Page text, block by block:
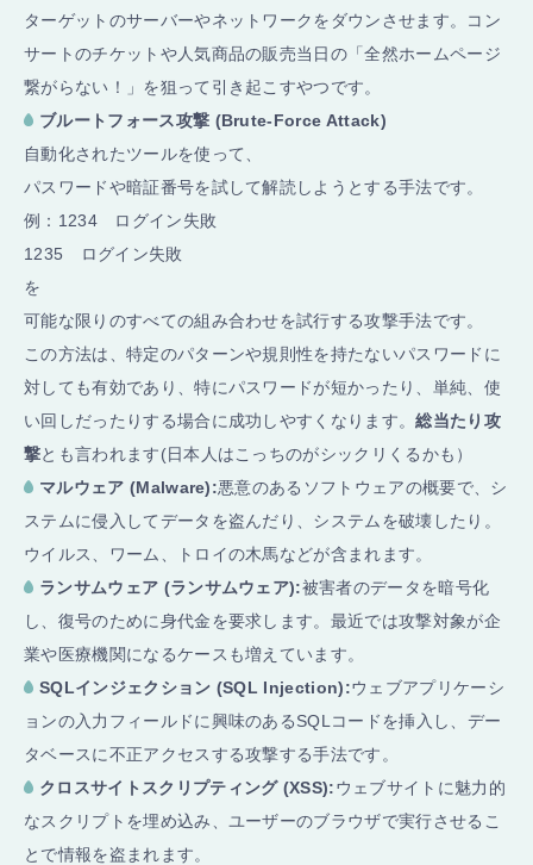
ターゲットのサーバーやネットワークをダウンさせます。コン
サートのチケットや人気商品の販売当日の「全然ホームページ
繋がらない！」を狙って引き起こすやつです。
ブルートフォース攻撃 (Brute-Force Attack)
自動化されたツールを使って、
パスワードや暗証番号を試して解読しようとする手法です。
例：1234 ログイン失敗
1235 ログイン失敗
を
可能な限りのすべての組み合わせを試行する攻撃手法です。
この方法は、特定のパターンや規則性を持たないパスワードに
対しても有効であり、特にパスワードが短かったり、単純、使
い回しだったりする場合に成功しやすくなります。総当たり攻
撃とも言われます(日本人はこっちのがシックリくるかも）
マルウェア (Malware):悪意のあるソフトウェアの概要で、シ
ステムに侵入してデータを盗んだり、システムを破壊したり。
ウイルス、ワーム、トロイの木馬などが含まれます。
ランサムウェア (ランサムウェア):被害者のデータを暗号化
し、復号のために身代金を要求します。最近では攻撃対象が企
業や医療機関になるケースも増えています。
SQLインジェクション (SQL Injection):ウェブアプリケーシ
ョンの入力フィールドに興味のあるSQLコードを挿入し、デー
タベースに不正アクセスする攻撃する手法です。
クロスサイトスクリプティング (XSS):ウェブサイトに魅力的
なスクリプトを埋め込み、ユーザーのブラウザで実行させるこ
とで情報を盗まれます。